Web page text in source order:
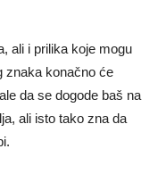
ali i prilika koje mogu
znaka konačno će
da se dogode baš na
ali isto tako zna da